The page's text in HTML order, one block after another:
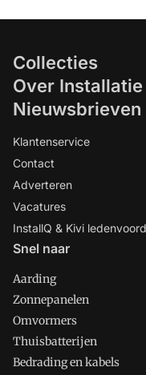
Collecties
Over
Nieuwsbrieven
Klantenservice
Contact
Adverteren
Vacatures
InstallQ & Kivi
Snel naar
Aarding
Zonnepanelen
Omvormers
Thuisbatterijen
Bedrading en kabels